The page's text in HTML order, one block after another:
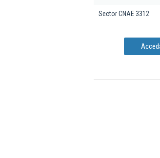
Sector CNAE 3312